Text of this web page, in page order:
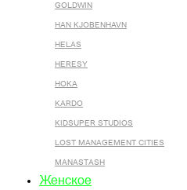
GOLDWIN
HAN KJOBENHAVN
HELAS
HERESY
HOKA
KARDO
KIDSUPER STUDIOS
LOST MANAGEMENT CITIES
MANASTASH
Женское